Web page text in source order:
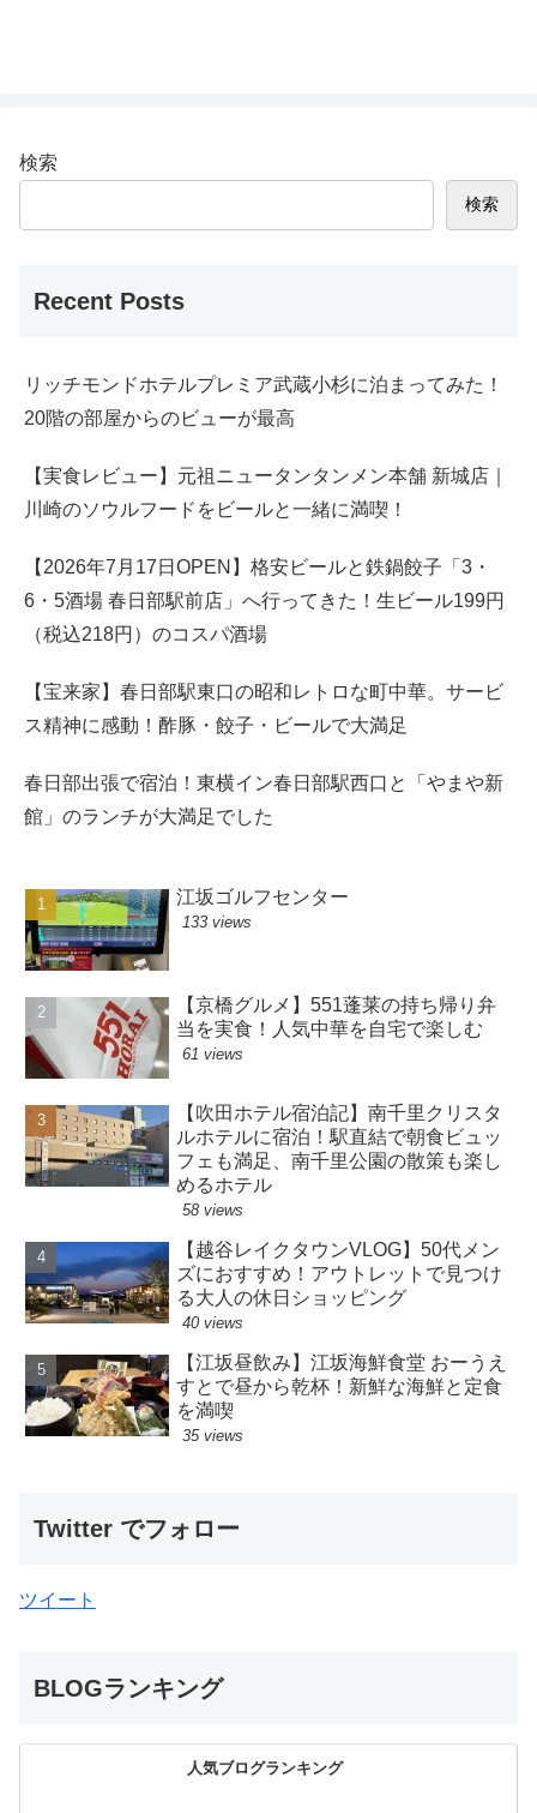
検索
検索
Recent Posts
リッチモンドホテルプレミア武蔵小杉に泊まってみた！
20階の部屋からのビューが最高
【実食レビュー】元祖ニュータンタンメン本舗 新城店｜
川崎のソウルフードをビールと一緒に満喫！
【2026年7月17日OPEN】格安ビールと鉄鍋餃子「3・
6・5酒場 春日部駅前店」へ行ってきた！生ビール199円
（税込218円）のコスパ酒場
【宝来家】春日部駅東口の昭和レトロな町中華。サービ
ス精神に感動！酢豚・餃子・ビールで大満足
春日部出張で宿泊！東横イン春日部駅西口と「やまや新
館」のランチが大満足でした
江坂ゴルフセンター
133 views
【京橋グルメ】551蓬莱の持ち帰り弁
当を実食！人気中華を自宅で楽しむ
61 views
【吹田ホテル宿泊記】南千里クリスタ
ルホテルに宿泊！駅直結で朝食ビュッ
フェも満足、南千里公園の散策も楽し
めるホテル
58 views
【越谷レイクタウンVLOG】50代メン
ズにおすすめ！アウトレットで見つけ
る大人の休日ショッピング
40 views
【江坂昼飲み】江坂海鮮食堂 おーうえ
すとで昼から乾杯！新鮮な海鮮と定食
を満喫
35 views
Twitter でフォロー
ツイート
BLOGランキング
人気ブログランキング